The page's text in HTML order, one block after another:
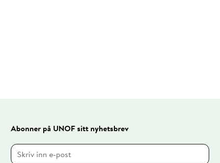
Abonner på UNOF sitt nyhetsbrev